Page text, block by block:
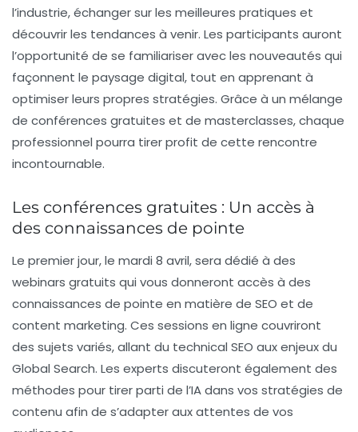
l’industrie, échanger sur les meilleures pratiques et
découvrir les tendances à venir. Les participants auront
l’opportunité de se familiariser avec les nouveautés qui
façonnent le paysage digital, tout en apprenant à
optimiser leurs propres stratégies. Grâce à un mélange
de conférences gratuites et de masterclasses, chaque
professionnel pourra tirer profit de cette rencontre
incontournable.
Les conférences gratuites : Un accès à
des connaissances de pointe
Le premier jour, le mardi 8 avril, sera dédié à des
webinars gratuits qui vous donneront accès à des
connaissances de pointe en matière de SEO et de
content marketing. Ces sessions en ligne couvriront
des sujets variés, allant du technical SEO aux enjeux du
Global Search. Les experts discuteront également des
méthodes pour tirer parti de l’IAdans vos stratégies de
contenu afin de s’adapter aux attentes de vos